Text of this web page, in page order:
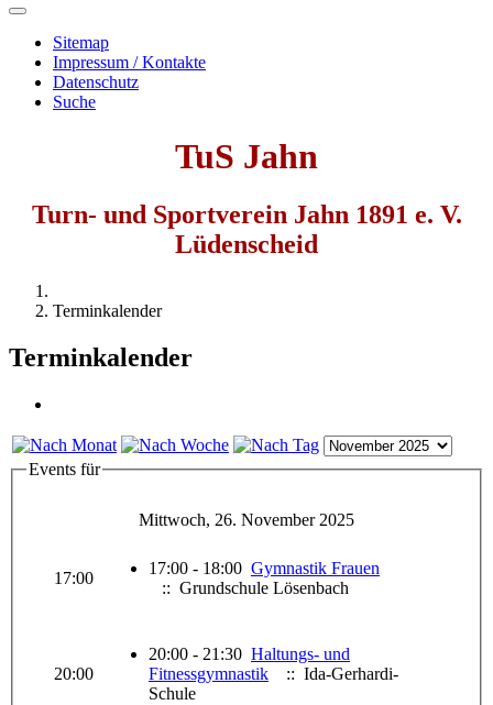
Sitemap
Impressum / Kontakte
Datenschutz
Suche
TuS Jahn
Turn- und Sportverein Jahn 1891 e. V.
Lüdenscheid
Terminkalender
Terminkalender
Events für
Mittwoch, 26. November 2025
17:00
17:00 - 18:00 Gymnastik Frauen
:: Grundschule Lösenbach
20:00
20:00 - 21:30 Haltungs- und
Fitnessgymnastik
:: Ida-Gerhardi-
Schule